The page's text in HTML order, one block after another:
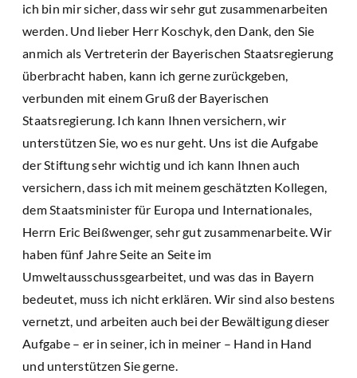
ich bin mir sicher, dass wir sehr gut zusammenarbeiten
werden. Und lieber Herr Koschyk, den Dank, den Sie
anmich als Vertreterin der Bayerischen Staatsregierung
überbracht haben, kann ich gerne zurückgeben,
verbunden mit einem Gruß der Bayerischen
Staatsregierung. Ich kann Ihnen versichern, wir
unterstützen Sie, wo es nur geht. Uns ist die Aufgabe
der Stiftung sehr wichtig und ich kann Ihnen auch
versichern, dass ich mit meinem geschätzten Kollegen,
dem Staatsminister für Europa und Internationales,
Herrn Eric Beißwenger, sehr gut zusammenarbeite. Wir
haben fünf Jahre Seite an Seite im
Umweltausschussgearbeitet, und was das in Bayern
bedeutet, muss ich nicht erklären. Wir sind also bestens
vernetzt, und arbeiten auch bei der Bewältigung dieser
Aufgabe – er in seiner, ich in meiner – Hand in Hand
und unterstützen Sie gerne.